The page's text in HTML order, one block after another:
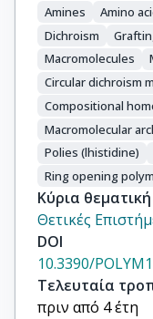
Amines Amino
Dichroism
Macromolecules
Circular dichroism
Compositional
Macromolecular
Polies (lhistidine)
Ring opening
Κύρια
Θετικές
DOI
10.3390/
Τελευταία
πριν από 4 έτη